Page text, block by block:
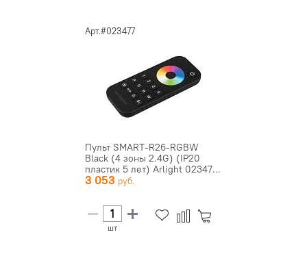
Арт.#023477
Пульт SMART-R26-RGBW
Black (4 зоны 2.4G) (IP20
пластик 5 лет) Arlight 02347...
3 053
шт